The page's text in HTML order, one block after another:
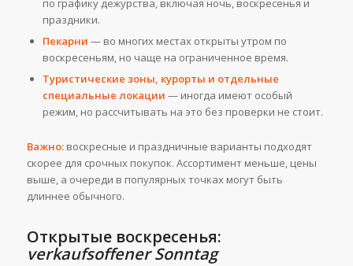
по графику дежурства, включая ночь, воскресенья и
праздники.
Пекарни — во многих местах открыты утром по
воскресеньям, но чаще на ограниченное время.
Туристические зоны, курорты и отдельные
специальные локации — иногда имеют особый
режим, но рассчитывать на это без проверки не стоит.
Важно:воскресные и праздничные варианты подходят
скорее для срочных покупок. Ассортимент меньше, цены
выше, а очереди в популярных точках могут быть
длиннее обычного.
Открытые воскресенья:
verkaufsoffener Sonntag